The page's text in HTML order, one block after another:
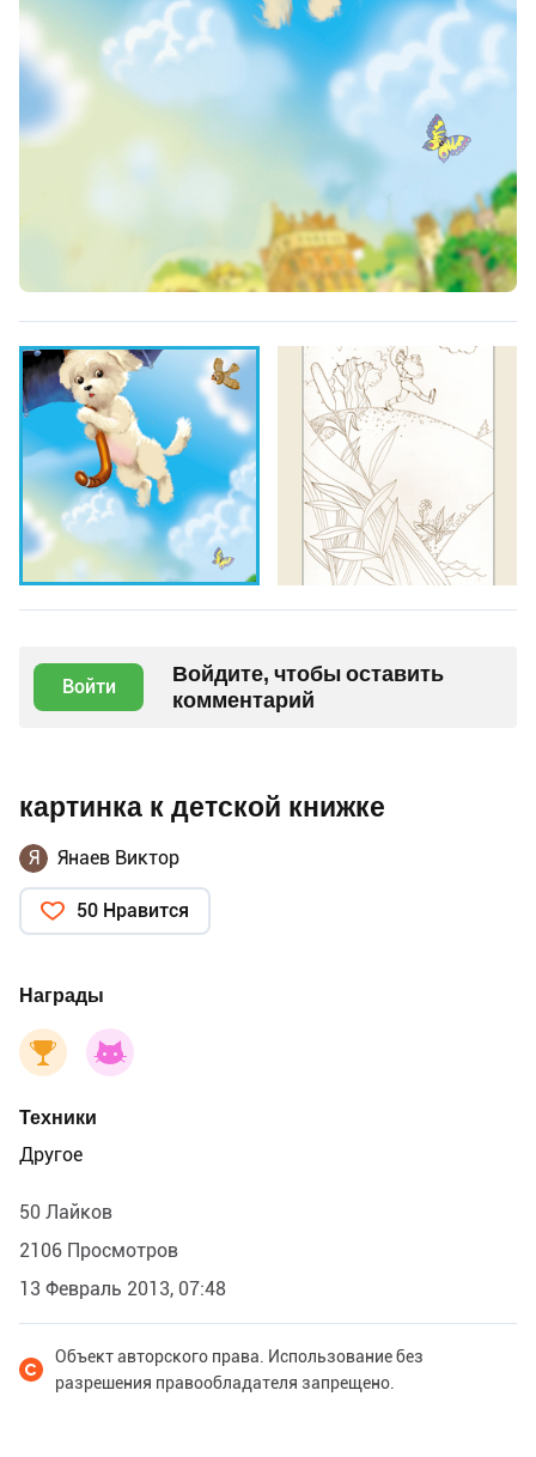
Войти
Войдите, чтобы оставить
комментарий
картинка к детской книжке
Я Янаев Виктор
50 Нравится
Награды
Техники
Другое
50 Лайков
2106 Просмотров
13 Февраль 2013, 07:48
Объект авторского права. Использование без
разрешения правообладателя запрещено.